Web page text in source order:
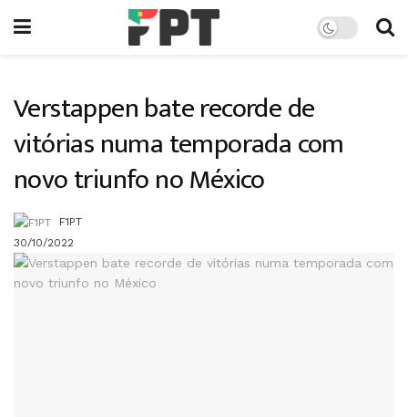
Verstappen bate recorde de
vitórias numa temporada com
novo triunfo no México
F1PT
30/10/2022